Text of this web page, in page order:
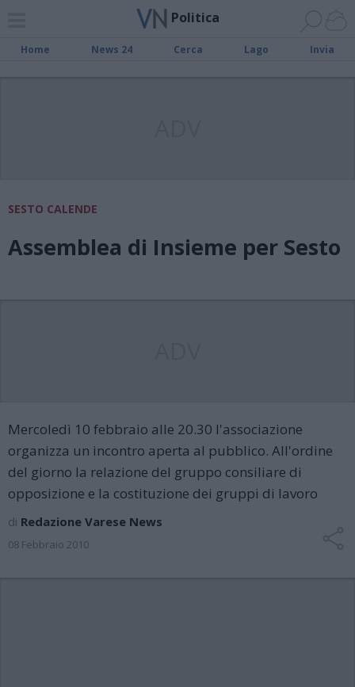
Politica
Home News 24 Cerca Lago Invia
SESTO CALENDE
Assemblea di Insieme per Sesto
Mercoledì 10 febbraio alle 20.30 l'associazione
organizza un incontro aperta al pubblico. All'ordine
del giorno la relazione del gruppo consiliare di
opposizione e la costituzione dei gruppi di lavoro
di Redazione Varese News
08 Febbraio 2010